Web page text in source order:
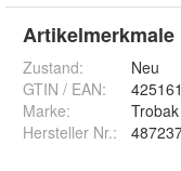
Artikelmerkmale
Zustand:
Neu
GTIN / EAN:
Marke:
Trobak
Hersteller Nr.: